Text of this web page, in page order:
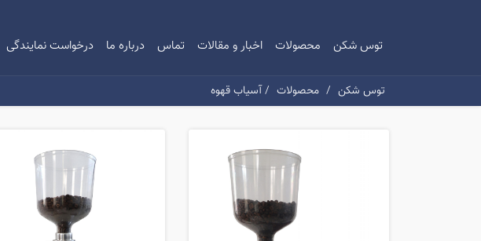
توس شکن محصولات اخبار و مقالات تماس درباره ما درخواست نمایندگی
توس شکن / محصولات / آسیاب قهوه